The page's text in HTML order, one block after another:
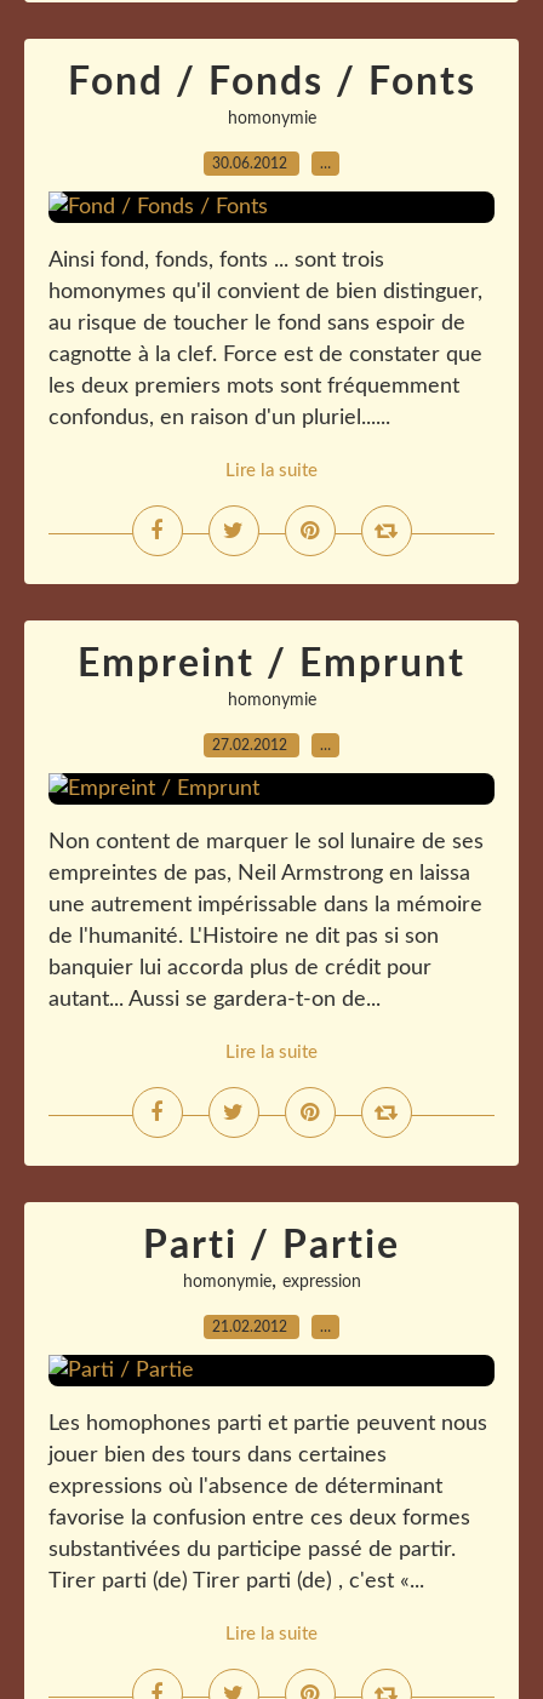
Fond / Fonds / Fonts
homonymie
30.06.2012 …
Ainsi fond, fonds, fonts ... sont trois
homonymes qu'il convient de bien distinguer,
au risque de toucher le fond sans espoir de
cagnotte à la clef. Force est de constater que
les deux premiers mots sont fréquemment
confondus, en raison d'un pluriel......
Lire la suite
Empreint / Emprunt
homonymie
27.02.2012 …
Non content de marquer le sol lunaire de ses
empreintes de pas, Neil Armstrong en laissa
une autrement impérissable dans la mémoire
de l'humanité. L'Histoire ne dit pas si son
banquier lui accorda plus de crédit pour
autant... Aussi se gardera-t-on de...
Lire la suite
Parti / Partie
homonymie, expression
21.02.2012 …
Les homophones parti et partie peuvent nous
jouer bien des tours dans certaines
expressions où l'absence de déterminant
favorise la confusion entre ces deux formes
substantivées du participe passé de partir.
Tirer parti (de) Tirer parti (de) , c'est «...
Lire la suite